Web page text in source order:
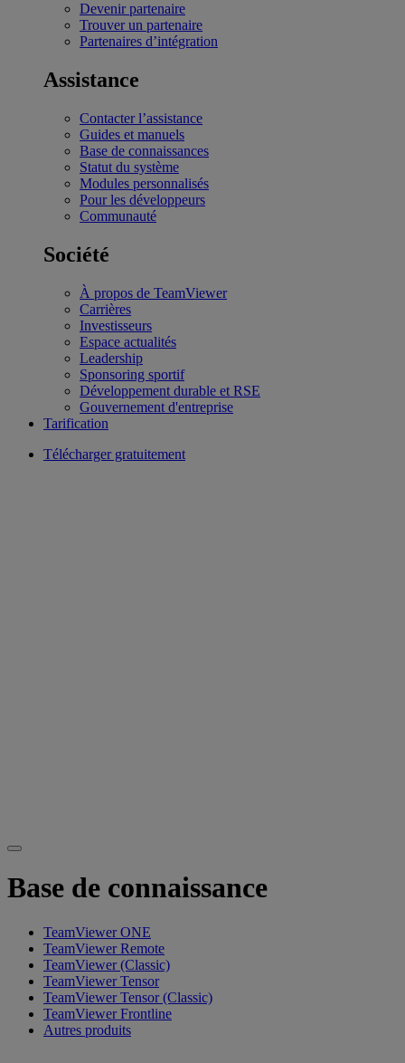
Devenir partenaire
Trouver un partenaire
Partenaires d’intégration
Assistance
Contacter l’assistance
Guides et manuels
Base de connaissances
Statut du système
Modules personnalisés
Pour les développeurs
Communauté
Société
À propos de TeamViewer
Carrières
Investisseurs
Espace actualités
Leadership
Sponsoring sportif
Développement durable et RSE
Gouvernement d'entreprise
Tarification
Télécharger gratuitement
Base de connaissance
TeamViewer ONE
TeamViewer Remote
TeamViewer (Classic)
TeamViewer Tensor
TeamViewer Tensor (Classic)
TeamViewer Frontline
Autres produits